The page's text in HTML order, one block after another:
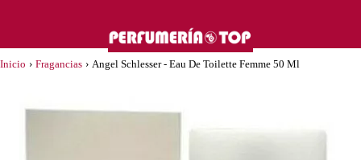
Inicio › Fragancias › Angel Schlesser - Eau De Toilette Femme 50 Ml